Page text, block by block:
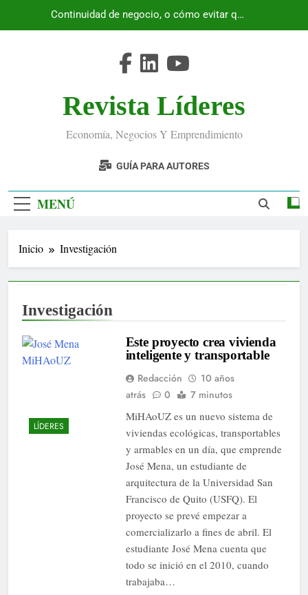
Continuidad de negocio, o cómo evitar que
Revista Líderes
Economía, Negocios Y Emprendimiento
GUÍA PARA AUTORES
MENÚ
Inicio Investigación
Investigación
LÍDERES
Este proyecto crea vivienda
inteligente y transportable
Redacción
10 años
atrás
0
7 minutos
MiHAoUZ es un nuevo sistema de
viviendas ecológicas, transportables
y armables en un día, que emprende
José Mena, un estudiante de
arquitectura de la Universidad San
Francisco de Quito (USFQ). El
proyecto se prevé empezar a
comercializarlo a fines de abril. El
estudiante José Mena cuenta que
todo se inició en el 2010, cuando
trabajaba…